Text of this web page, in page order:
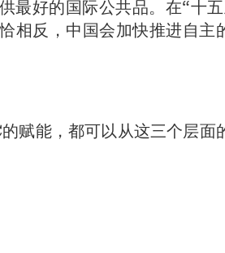
最好的国际公共品。在“十
相反，中国会加快推进自主
赋能，都可以从这三个层面